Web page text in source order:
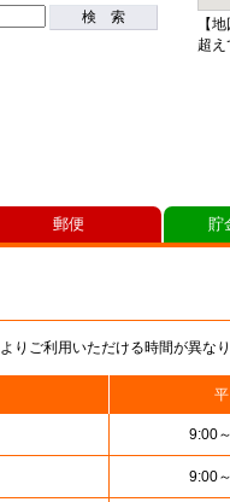
検 索
【
超
りご利用いただける時間が異な
平
9:00
9:00
郵便 貯